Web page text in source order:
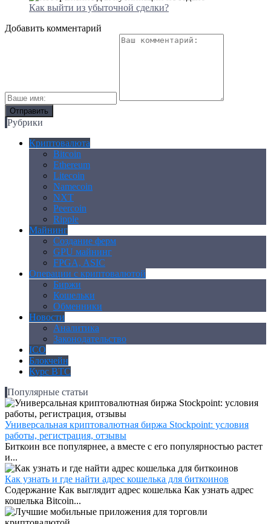
Как выйти из убыточной сделки?
Добавить комментарий
Рубрики
Криптовалюта
Bitcoin
Ethereum
Litecoin
Namecoin
NXT
Peercoin
Ripple
Майнинг
Создание ферм
GPU майнинг
FPGA, ASIC
Операции с криптовалютой
Биржи
Кошельки
Обменники
Новости
Аналитика
Законодательство
ICO
Блокчейн
Курс BTC
Популярные статьи
Универсальная криптовалютная биржа Stockpoint: условия
работы, регистрация, отзывы
Биткоин все популярнее, а вместе с его популярностью растет
и...
Как узнать и где найти адрес кошелька для биткоинов
Содержание Как выглядит адрес кошелька Как узнать адрес
кошелька Bitcoin...